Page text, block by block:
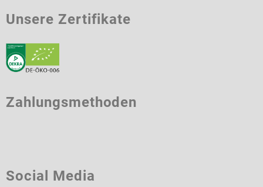
Unsere Zertifikate
Zahlungsmethoden
Social Media